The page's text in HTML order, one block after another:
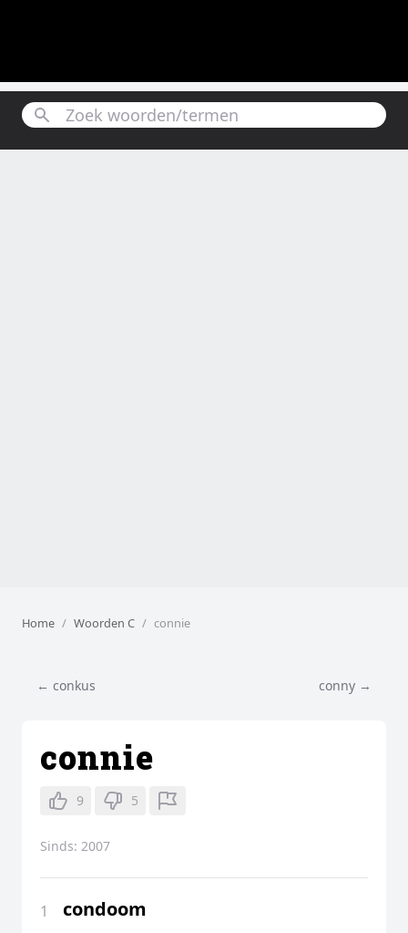
Home Woorden C connie
← conkus conny →
connie
9 5
Sinds: 2007
1 condoom